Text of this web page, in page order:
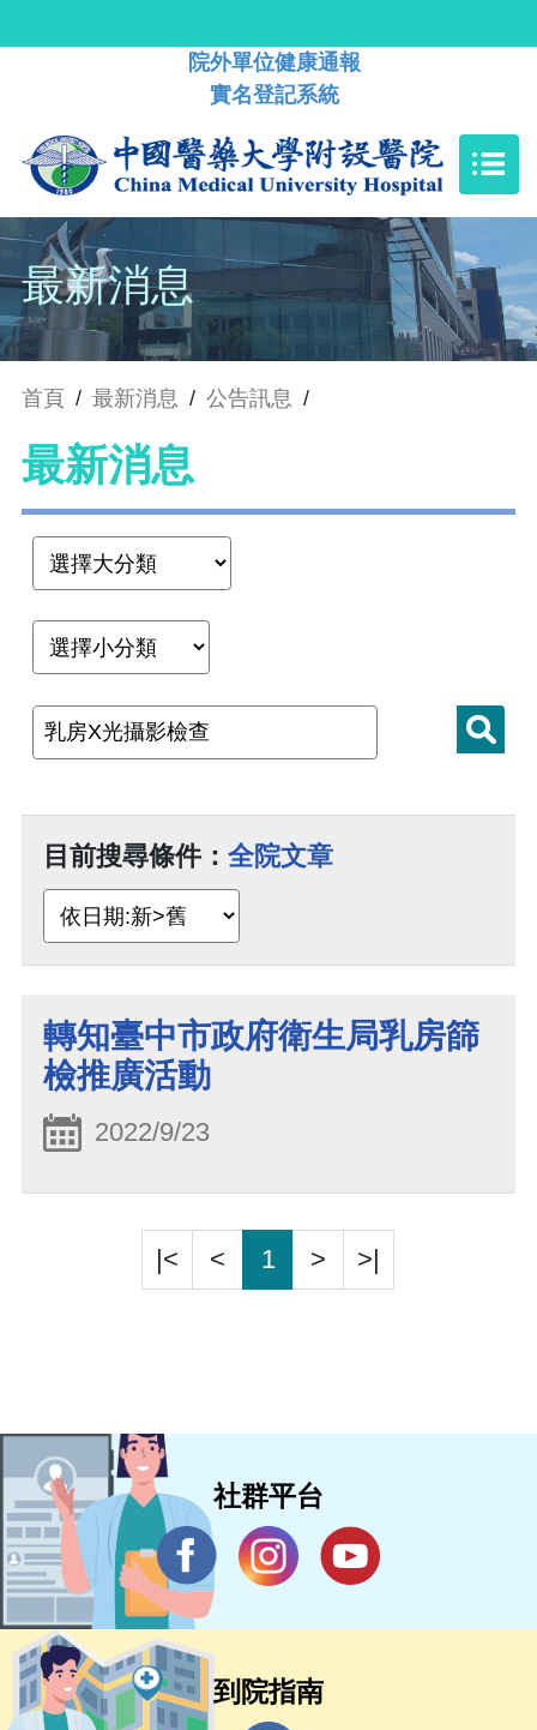
院外單位健康通報
實名登記系統
最新消息
首頁 / 最新消息 / 公告訊息 /
最新消息
目前搜尋條件： 全院文章
轉知臺中市政府衛生局乳房篩
檢推廣活動
2022/9/23
|< < 1 > >|
社群平台
到院指南